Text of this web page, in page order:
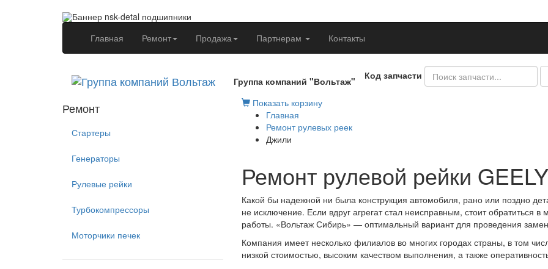
Главная (current)Ремонт Продажа Партнерам Контакты
Группа компаний "Вольтаж"
Код запчасти
Ремонт
Стартеры
Генераторы
Рулевые рейки
Турбокомпрессоры
Моторчики печек
Показать корзину
Главная
Ремонт рулевых реек
Джили
Ремонт рулевой рейки
Какой бы надежной ни была конструкция автомобиля, рано или поздно
не исключение. Если вдруг агрегат стал неисправным, стоит обратиться
работы. «Вольтаж Сибирь» — оптимальный вариант для проведения
Компания имеет несколько филиалов во многих городах страны, в том
низкой стоимостью, высоким качеством выполнения, а также